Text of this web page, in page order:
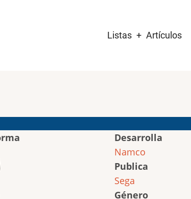
navigation
Listas Artículos
Desarrolla
Namco
Publica
Sega
Género